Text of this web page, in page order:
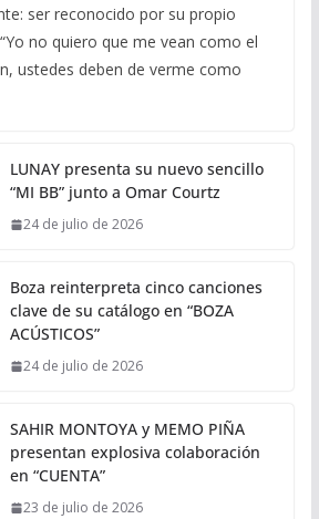
ser reconocido por su propio
no quiero que me vean como el
ustedes deben de verme como
LUNAY presenta su nuevo sencillo
“MI BB” junto a Omar Courtz
24 de julio de 2026
Boza reinterpreta cinco canciones
clave de su catálogo en “BOZA
ACÚSTICOS”
24 de julio de 2026
SAHIR MONTOYA y MEMO PIÑA
presentan explosiva colaboración
en “CUENTA”
23 de julio de 2026